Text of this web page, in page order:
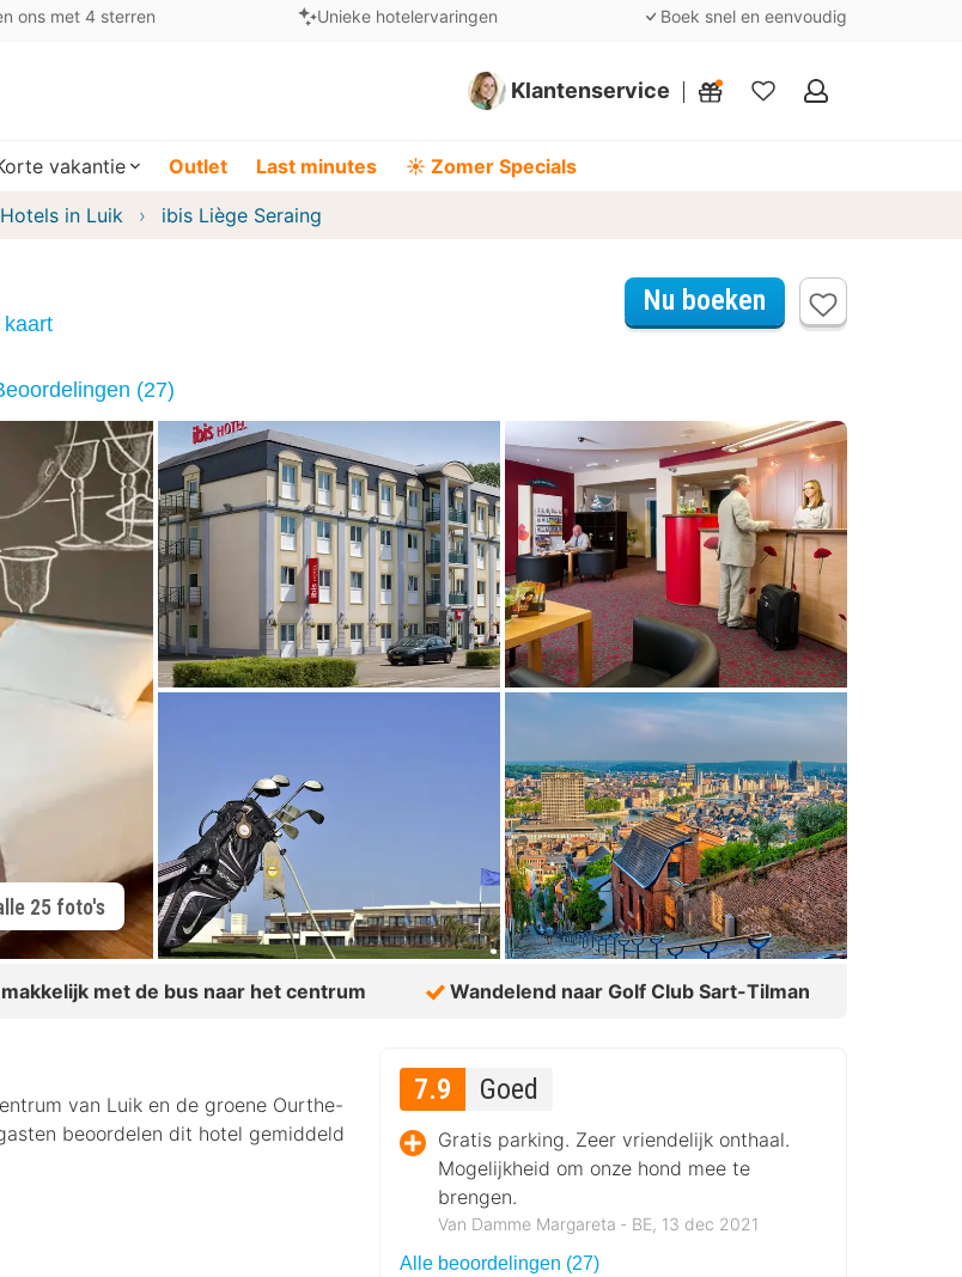
ons met 4 sterren Unieke hotelervaringen Boek snel en eenvoudig
Klantenservice
Mijn
vakantie Outlet Last minutes ☀️ Zomer Specials
Hotels in Luik ibis Liège Seraing
kaart
Nu boeken
(27)
25 foto's
met de bus naar het centrum Wandelend naar Golf Club Sart-Tilman
van Luik en de groene Ourthe-
beoordelen dit hotel gemiddeld
7.9 Goed
Gratis parking. Zeer vriendelijk onthaal.
Mogelijkheid om onze hond mee te
brengen.
Van Damme Margareta ‐ BE, 13 dec 2021
Alle beoordelingen (27)